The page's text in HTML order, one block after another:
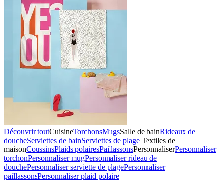
Découvrir toutCuisineTorchonsMugsSalle de bainRideaux de
doucheServiettes de bainServiettes de plage Textiles de
maisonCoussinsPlaids polairesPaillassonsPersonnaliserPersonnaliser
torchonPersonnaliser mugPersonnaliser rideau de
douchePersonnaliser serviette de plagePersonnaliser
paillassonsPersonnaliser plaid polaire